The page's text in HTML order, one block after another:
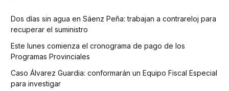
Dos días sin agua en Sáenz Peña: trabajan a contrareloj para
recuperar el suministro
Este lunes comienza el cronograma de pago de los
Programas Provinciales
Caso Álvarez Guardia: conformarán un Equipo Fiscal Especial
para investigar